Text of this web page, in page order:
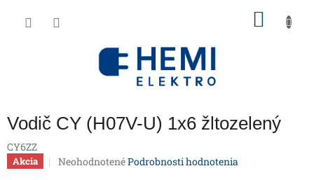
Vodič CY (H07V-U) 1x6 žltozelený
CY6ZZ
Akcia
Priemerné
NeohodnotenéPodrobnosti hodnotenia